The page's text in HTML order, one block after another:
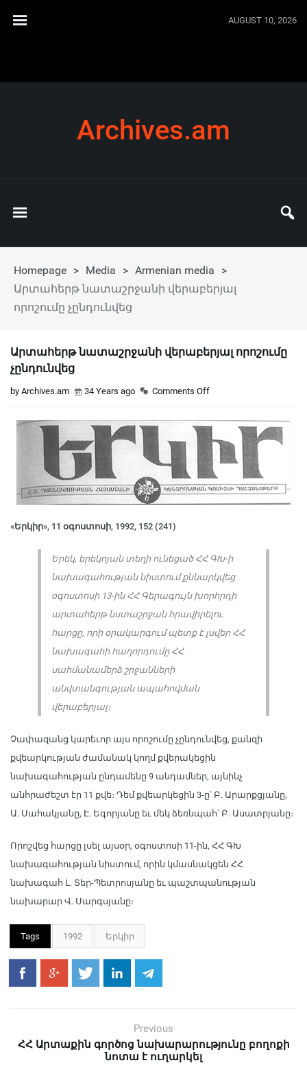
AUGUST 10, 2026
Archives.am
Homepage > Media > Armenian media
>
Արտահերթ նատաշրջանի վերաբերյալ
որոշումը չընդունվեց
Արտահերթ նատաշրջանի վերաբերյալ որոշումը
չընդունվեց
by Archives.am 34 Years ago Comments Off
«Երկիր», 11 օգոստոսի, 1992, 152 (241)
Երեկ, երեկոյան տեղի ունեցած ՀՀ ԳԽ-ի
նախագահության նիստում քննարկվեց
օգոստոսի 13-ին ՀՀ Գերագույն խորհրդի
արտահերթ նստաշրջան հրավիրելու
հարցը, որի օրակարգում պետք է լսվեր ՀՀ
նախագահի հաղորդումը ՀՀ
սահմանամերձ շրջանների
անվտանգության ապահովման
վերաբերյալ։
Չափազանց կարեւոր այս որոշումը չընդունվեց, քանզի
քվեարկության ժամանակ կողմ քվերակեցին
նախագահության ընդամենը 9 անդամներ, այնինչ
անհրաժեշտ էր 11 քվե։ Դեմ քվեարկեցին 3-ը՝ Բ. Արարքցյանը,
Ա. Սահակյանը, Է. Եգորյանը եւ մեկ ձեռնպահ՝ Բ. Ասատրյանը։
Որոշվեց հարցը լսել այսօր, օգոստոսի 11-ին, ՀՀ ԳԽ
նախագահության նիստում, որին կմասնակցեն ՀՀ
նախագահ Լ. Տեր-Պետրոսյանը եւ պաշտպանության
նախարար Վ. Սարգսյանը։
Tags 1992 Երկիր
Previous
ՀՀ Արտաքին գործոց նախարարությունը բողոքի
նոտա է ուղարկել